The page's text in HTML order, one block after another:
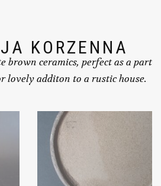
KORZENNA
brown ceramics, perfect as a part
lovely additon to a rustic house.